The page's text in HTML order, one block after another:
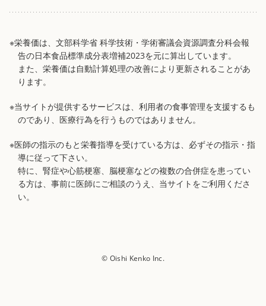
※栄養価は、文部科学省 科学技術・学術審議会資源調査分科会報
告の日本食品標準成分表増補2023を元に算出しています。
また、栄養価は自動計算処理の改善により更新されることがあ
ります。
※当サイトが提供するサービスは、利用者の食事管理を支援するも
のであり、医療行為を行うものではありません。
※医師の指示のもと栄養指導を受けている方は、必ずその指示・指
導に従って下さい。
特に、腎症や心筋梗塞、脳梗塞などの複数の合併症を患ってい
る方は、事前に医師にご相談のうえ、当サイトをご利用くださ
い。
© Oishi Kenko Inc.